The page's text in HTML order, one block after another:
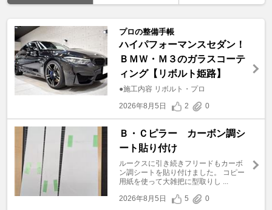
プロの整備手帳
ハイパフォーマンスセダン！
ＢＭＷ・Ｍ３のガラスコーテ
ィング【リボルト姫路】
●施工内容 リボルト・プロ
2026年8月5日
2 0
Ｂ・Ｃピラー カーボン調シ
ート貼り付け
ルークスに引き続きフリードもカーボ
ン調シートを貼り付けました。 コピー
用紙を使って大雑把に型取りし ...
2026年8月5日
5 0